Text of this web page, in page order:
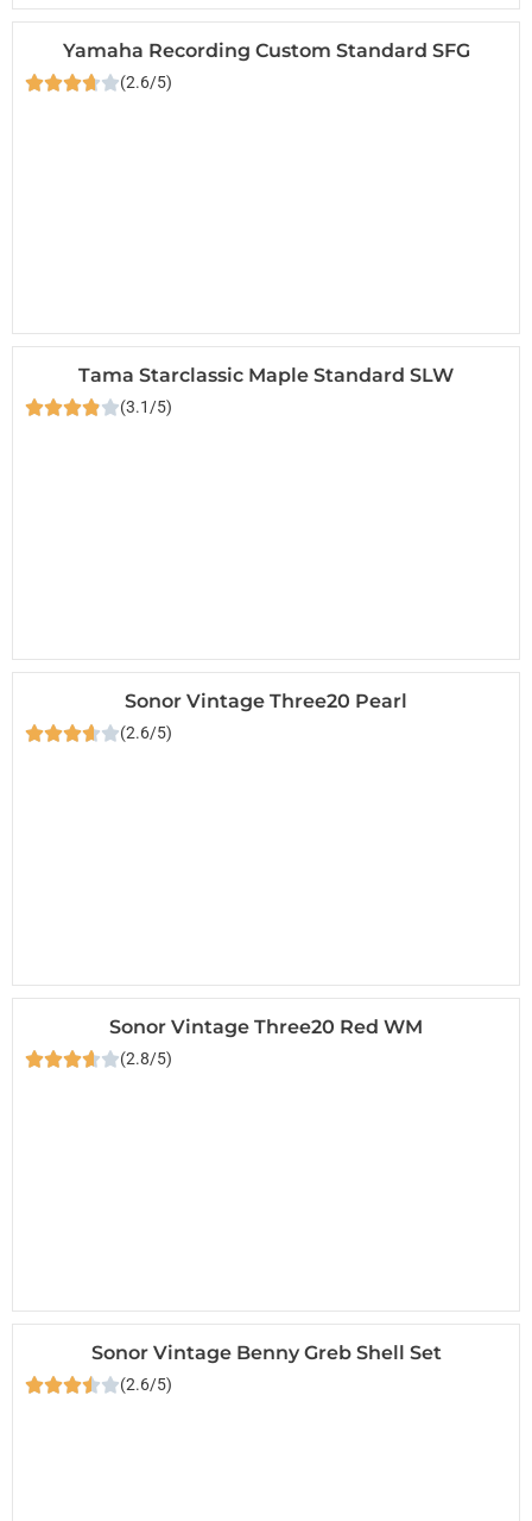
Yamaha Recording Custom Standard SFG
(2.6/5)
Tama Starclassic Maple Standard SLW
(3.1/5)
Sonor Vintage Three20 Pearl
(2.6/5)
Sonor Vintage Three20 Red WM
(2.8/5)
Sonor Vintage Benny Greb Shell Set
(2.6/5)